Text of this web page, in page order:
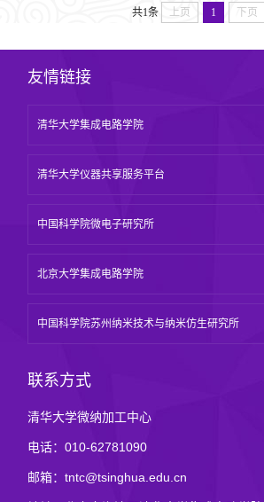
共1条 上页 1 下页
友情链接
清华大学集成电路学院
清华大学仪器共享服务平台
中国科学院微电子研究所
北京大学集成电路学院
中国科学院苏州纳米技术与纳米仿生研究所
联系方式
清华大学微纳加工中心
电话：010-62781090
邮箱：tntc@tsinghua.edu.cn